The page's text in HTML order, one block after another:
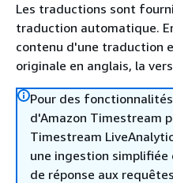
Les traductions sont
traduction automatique.
contenu d'une traduction
originale en anglais, la
Pour des
d'Amazon Timestream
Timestream
une ingestion
de réponse aux